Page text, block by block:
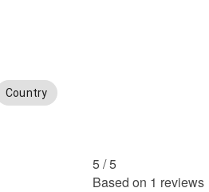
Country
5 /5
Based on 1 reviews